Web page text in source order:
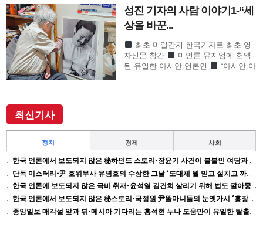
성진 기자의 사람 이야기1-“세
상을 바꾼...
최초 미일간지 한국기자로 최초 영
자신문 창간
미언론 뮤지엄에 헌액
된 유일한 아시안 언론인
“아시안 아
최신기사
정치 경제 사회
한국 언론에서 보도되지 않은 秘하인드 스토리-장윤기 사건이 불붙인 여당과 검찰의 보완 수사권 전쟁
단독 미스터리-尹 호위무사 유병호의 수상한 그날 ‘도대체 뭘 믿고 설치고 까부나 했더니…’
한국 언론에 보도되지 않은 극비 취재-윤석열 김건희 살리기 위해 법도 깔아뭉갠 심우정의 자충수
한국 언론에서 보도되지 않은 秘스토리-국정원 尹똘마니들의 눈엣가시 ‘홍장원’ 죽이기
중앙일보 매각설 앞과 뒤-메시아 기다리는 홍석현 누나 도움만이 유일한 탈출구인데 …